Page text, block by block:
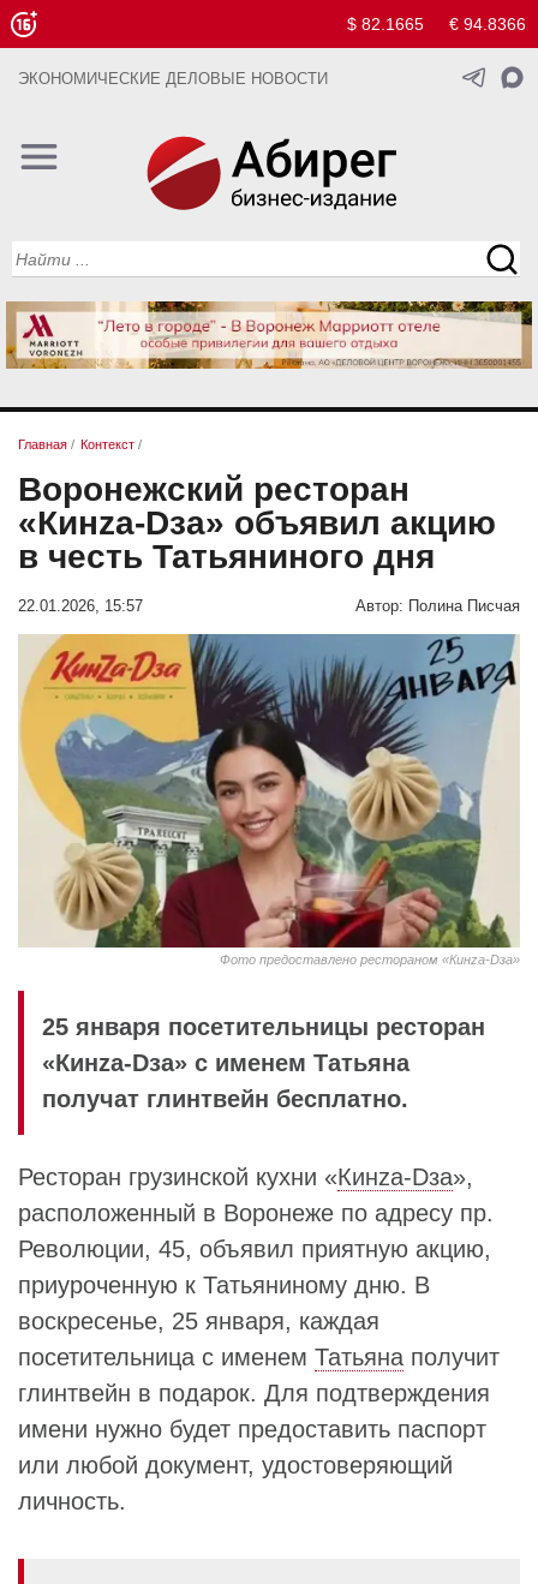
$ 82.1665 € 94.8366
ЭКОНОМИЧЕСКИЕ ДЕЛОВЫЕ НОВОСТИ
Главная / Контекст /
Воронежский ресторан
«Кинzа-Dза» объявил акцию
в честь Татьяниного дня
22.01.2026, 15:57 Автор: Полина Писчая
Фото предоставлено рестораном «Кинzа-Dза»
25 января посетительницы ресторан
«Кинzа-Dза» с именем Татьяна
получат глинтвейн бесплатно.
Ресторан грузинской кухни «Кинzа-Dза»,
расположенный в Воронеже по адресу пр.
Революции, 45, объявил приятную акцию,
приуроченную к Татьяниному дню. В
воскресенье, 25 января, каждая
посетительница с именем Татьяна получит
глинтвейн в подарок. Для подтверждения
имени нужно будет предоставить паспорт
или любой документ, удостоверяющий
личность.